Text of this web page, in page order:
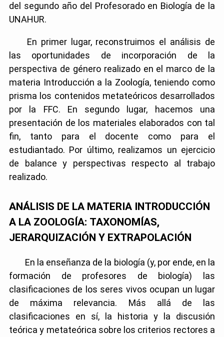
del segundo año del Profesorado en Biología de la
UNAHUR.
En primer lugar, reconstruimos el análisis de
las oportunidades de incorporación de la
perspectiva de género realizado en el marco de la
materia Introducción a la Zoología, teniendo como
prisma los contenidos metateóricos desarrollados
por la FFC. En segundo lugar, hacemos una
presentación de los materiales elaborados con tal
fin, tanto para el docente como para el
estudiantado. Por último, realizamos un ejercicio
de balance y perspectivas respecto al trabajo
realizado.
ANÁLISIS DE LA MATERIA INTRODUCCIÓN
A LA ZOOLOGÍA: TAXONOMÍAS,
JERARQUIZACIÓN Y EXTRAPOLACIÓN
En la enseñanza de la biología (y, por ende, en la
formación de profesores de biología) las
clasificaciones de los seres vivos ocupan un lugar
de máxima relevancia. Más allá de las
clasificaciones en sí, la historia y la discusión
teórica y metateórica sobre los criterios rectores a